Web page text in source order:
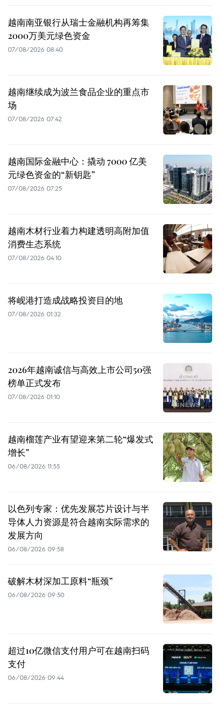
越南南亚银行从瑞士金融机构再筹集
2000万美元绿色资金
07/08/2026 08:40
越南继续成为波兰食品企业的重点市
场
07/08/2026 07:42
越南国际金融中心：撬动 7000 亿美
元绿色资金的“新钥匙”
07/08/2026 07:25
越南木材行业着力构建透明高附加值
消费生态系统
07/08/2026 04:10
将岘港打造成战略投资目的地
07/08/2026 01:32
2026年越南诚信与高效上市公司50强
榜单正式发布
07/08/2026 01:10
越南榴莲产业有望迎来第二轮“爆发式
增长”
06/08/2026 11:55
以色列专家：优先发展芯片设计与半
导体人力资源是符合越南实际需求的
发展方向
06/08/2026 09:58
破解木材深加工原料“瓶颈”
06/08/2026 09:50
超过10亿微信支付用户可在越南扫码
支付
06/08/2026 09:44